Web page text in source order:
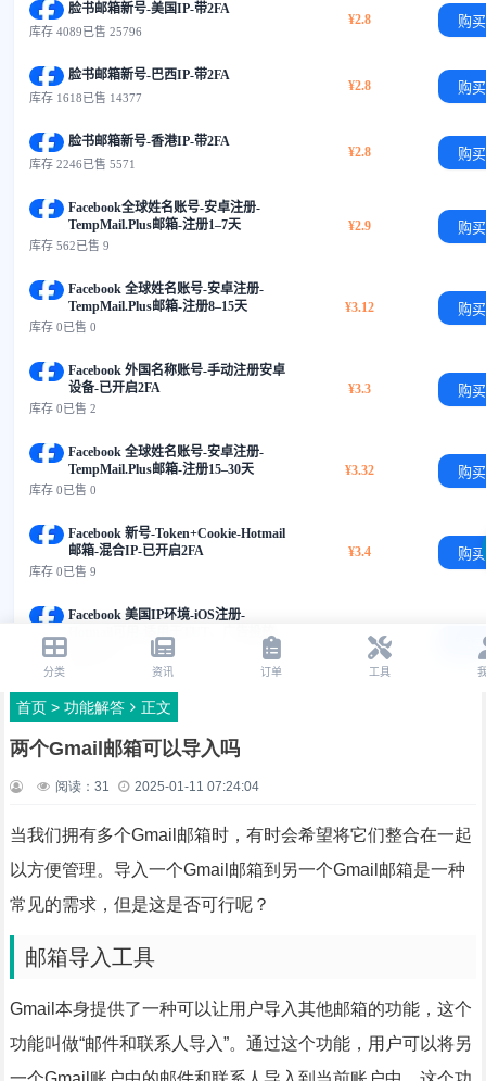
首页> 功能解答 正文
两个Gmail邮箱可以导入吗
阅读： 31 2025-01-11 07:24:04
当我们拥有多个Gmail邮箱时，有时会希望将它们整合在一起
以方便管理。导入一个Gmail邮箱到另一个Gmail邮箱是一种
常见的需求，但是这是否可行呢？
邮箱导入工具
Gmail本身提供了一种可以让用户导入其他邮箱的功能，这个
功能叫做“邮件和联系人导入”。通过这个功能，用户可以将另